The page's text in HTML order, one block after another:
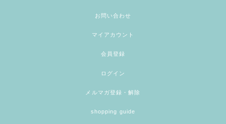
お問い合わせ
マイアカウント
会員登録
ログイン
メルマガ登録・解除
shopping guide